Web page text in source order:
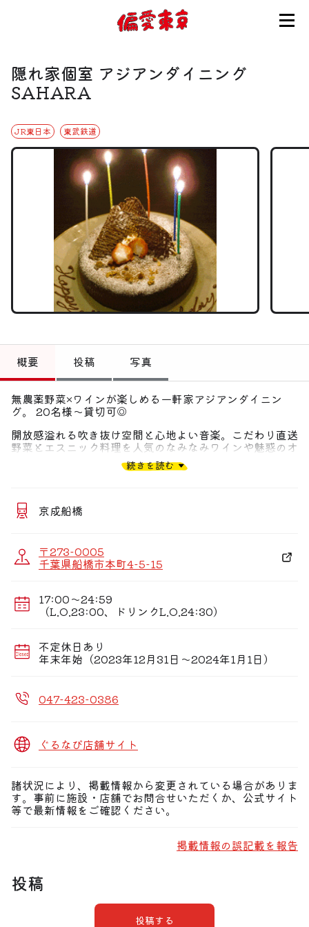
使い方
ログイン
会員登録
お知らせ
偏愛コミュニティ
投稿
偏愛記事
偏愛人
隠れ家個室 アジアンダイニング
SAHARA
JR東日本 東武鉄道
概要 投稿 写真
無農薬野菜×ワインが楽しめる一軒家アジアンダイニン
グ。 20名様〜貸切可◎
開放感溢れる吹き抜け空間と心地よい音楽。こだわり直送
野菜とエスニック料理を人気のなみなみワインや魅惑のオ
リエンタルカクテルとお楽しみください。普段使いにも
◎。 アジア各国のビール、ウィスキー40種類以上など充
★
＊進化し続ける美味がオリエンタルな世界へ誘う
×BD,女子会,歓送迎会
◆職場のご宴会から普段のお食事やデート迄対応！飲み放
・肉づくしコース【飲放題2H】 5,300円
・よくばりコース【飲放題2H】5,300円
・オリエンタルコース【飲放題2H】 5,000円
・シン・アジアンコース【飲放題2H】4,500円
・選べる女子会コースクーポン！上記コースが飲み放題
続きを読む
京成船橋
〒273-0005
千葉県船橋市本町4-5-15
17:00〜24:59
（L.O.23:00、ドリンクL.O.24:30）
不定休日あり
年末年始（2023年12月31日〜2024年1月1日）
047-423-0386
ぐるなび店舗サイト
諸状況により、掲載情報から変更されている場合がありま
す。事前に施設・店舗でお問合せいただくか、公式サイト
等で最新情報をご確認ください。
掲載情報の誤記載を報告
投稿
投稿する